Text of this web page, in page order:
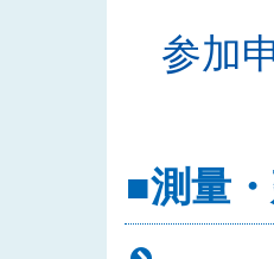
参加
■測量